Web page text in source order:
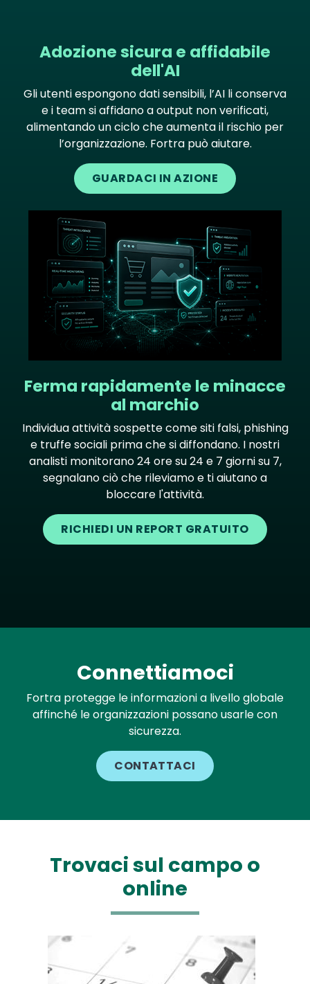
Adozione sicura e affidabile
dell'AI
Gli utenti espongono dati sensibili, l’AI li conserva
e i team si affidano a output non verificati,
alimentando un ciclo che aumenta il rischio per
l’organizzazione. Fortra può aiutare.
GUARDACI IN AZIONE
Ferma rapidamente le minacce
al marchio
Individua attività sospette come siti falsi, phishing
e truffe sociali prima che si diffondano. I nostri
analisti monitorano 24 ore su 24 e 7 giorni su 7,
segnalano ciò che rileviamo e ti aiutano a
bloccare l'attività.
RICHIEDI UN REPORT GRATUITO
Connettiamoci
Fortra protegge le informazioni a livello globale
affinché le organizzazioni possano usarle con
sicurezza.
CONTATTACI
Trovaci sul campo o
online